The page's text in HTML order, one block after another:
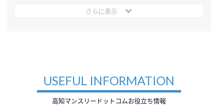
さらに表示
USEFUL INFORMATION
高知マンスリードットコムお役立ち情報